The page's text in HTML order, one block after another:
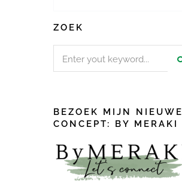
ZOEK
BEZOEK MIJN NIEUWE
CONCEPT: BY MERAKI